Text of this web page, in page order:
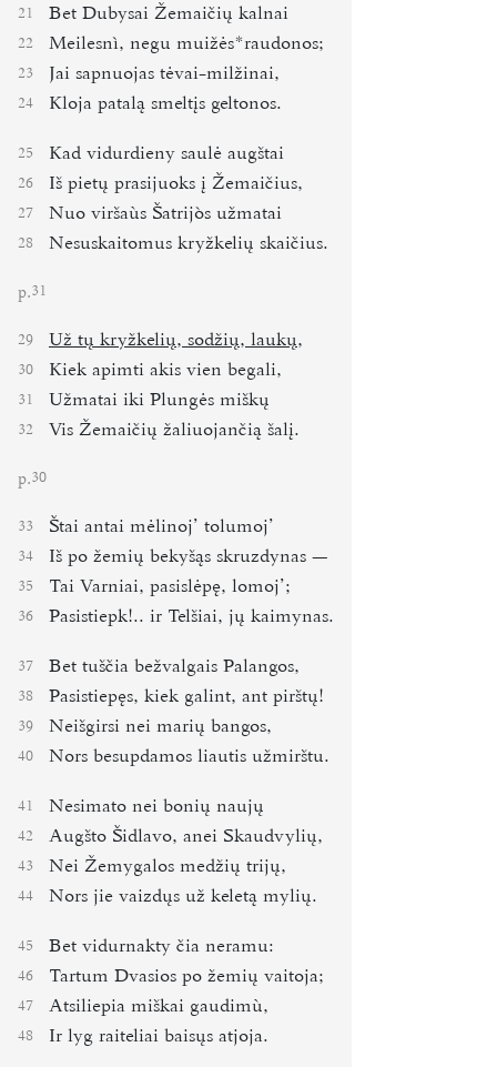
21 Bet Dubysai Žemaičių kalnai
22 Meilesnì, negu muižės*raudonos;
23 Jai sapnuojas tėvai-milžinai,
24 Kloja patalą smeltįs geltonos.
25 Kad vidurdieny saulė augštai
26 Iš pietų prasijuoks į Žemaičius,
27 Nuo viršaùs Šatrijòs užmatai
28 Nesuskaitomus kryžkelių skaičius.
p.31
29 Už tų kryžkelių, sodžių, laukų,
30 Kiek apimti akis vien begali,
31 Užmatai iki Plungės miškų
32 Vis Žemaičių žaliuojančią šalį.
p.30
33 Štai antai mėlinoj’ tolumoj’
34 Iš po žemių bekyšąs skruzdynas —
35 Tai Varniai, pasislėpę, lomoj’;
36 Pasistiepk!.. ir Telšiai, jų kaimynas.
37 Bet tuščia bežvalgais Palangos,
38 Pasistiepęs, kiek galint, ant pirštų!
39 Neišgirsi nei marių bangos,
40 Nors besupdamos liautis užmirštu.
41 Nesimato nei bonių naujų
42 Augšto Šidlavo, anei Skaudvylių,
43 Nei Žemygalos medžių trijų,
44 Nors jie vaizdųs už keletą mylių.
45 Bet vidurnakty čia neramu:
46 Tartum Dvasios po žemių vaitoja;
47 Atsiliepia miškai gaudimù,
48 Ir lyg raiteliai baisųs atjoja.